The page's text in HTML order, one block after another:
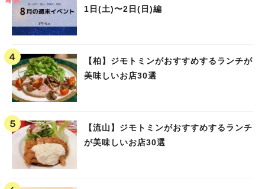
1日(土)〜2日(日)編
【柏】ジモトミンがおすすめするランチが
美味しいお店30選
【流山】ジモトミンがおすすめするランチ
が美味しいお店30選